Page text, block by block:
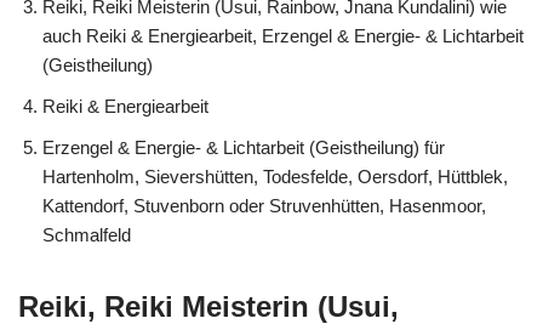
Reiki, Reiki Meisterin (Usui, Rainbow, Jnana Kundalini) wie
auch Reiki & Energiearbeit, Erzengel & Energie- & Lichtarbeit
(Geistheilung)
Reiki & Energiearbeit
Erzengel & Energie- & Lichtarbeit (Geistheilung) für
Hartenholm, Sievershütten, Todesfelde, Oersdorf, Hüttblek,
Kattendorf, Stuvenborn oder Struvenhütten, Hasenmoor,
Schmalfeld
Reiki, Reiki Meisterin (Usui,